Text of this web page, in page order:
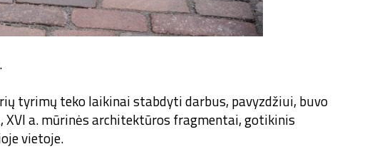
tyrimų teko laikinai stabdyti darbus, pavyzdžiui, buvo
a. mūrinės architektūros fragmentai, gotikinis
vietoje.